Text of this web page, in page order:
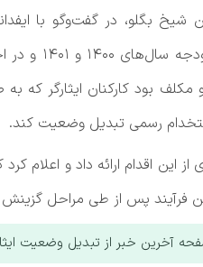
شیخ بگلو، در گفت‌وگو با
مختلف
مکلف بود کارکنان ایثارگر که
رسمی تبدیل وضعیت کند.
پس از طی مراحل گزینش
آخرین خبر از تبدیل وضعیت